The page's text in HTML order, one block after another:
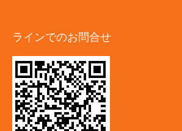
ラインでのお問合せ